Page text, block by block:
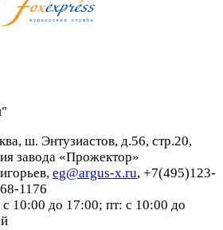
ш. Энтузиастов, д.56, стр.20,
завода «Прожектор»
eg@argus-x.ru, +7(495)123-
1176
10:00 до 17:00; пт: с 10:00 до